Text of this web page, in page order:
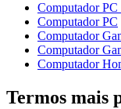
Computador
Computador PC
Computador
Computador
Computador
Termos mais